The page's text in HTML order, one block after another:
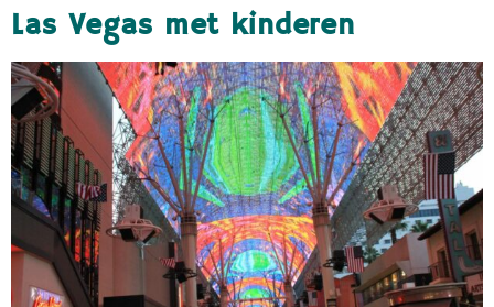
Las Vegas met kinderen